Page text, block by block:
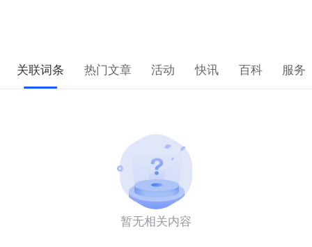
关联词条 热门文章 活动 快讯 百科 服务
暂无相关内容